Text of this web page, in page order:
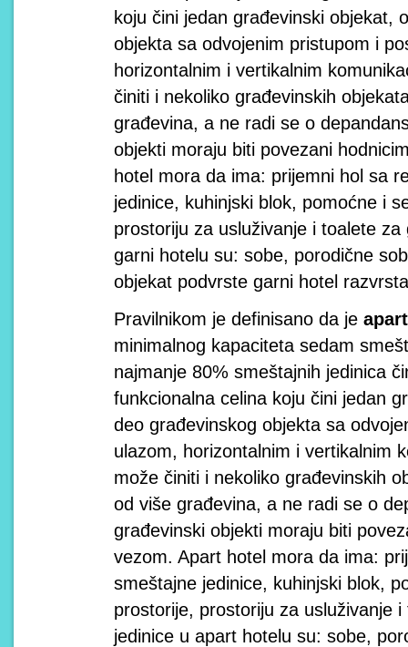
koju čini jedan građevinski objekat,
objekta sa odvojenim pristupom i
horizontalnim i vertikalnim
činiti i nekoliko građevinskih
građevina, a ne radi se o
objekti moraju biti povezani
hotel mora da ima: prijemni hol sa
jedinice, kuhinjski blok, pomoćne i
prostoriju za usluživanje i toalete
garni hotelu su: sobe, porodične
objekat podvrste garni hotel
Pravilnikom je definisano da je
minimalnog kapaciteta sedam
najmanje 80% smeštajnih jedinica
funkcionalna celina koju čini jedan
deo građevinskog objekta sa
ulazom, horizontalnim i vertikalnim
može činiti i nekoliko građevinskih
od više građevina, a ne radi se o
građevinski objekti moraju biti
vezom. Apart hotel mora da ima:
smeštajne jedinice, kuhinjski blok,
prostorije, prostoriju za usluživanje
jedinice u apart hotelu su: sobe,